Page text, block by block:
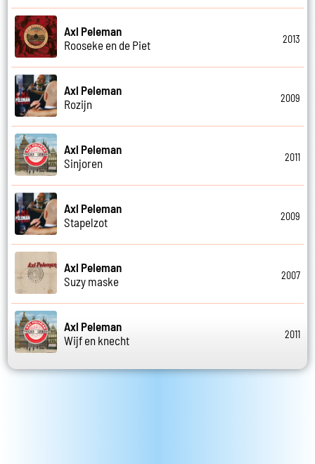
Axl Peleman
Rooseke en de Piet
2013
Axl Peleman
Rozijn
2009
Axl Peleman
Sinjoren
2011
Axl Peleman
Stapelzot
2009
Axl Peleman
Suzy maske
2007
Axl Peleman
Wijf en knecht
2011